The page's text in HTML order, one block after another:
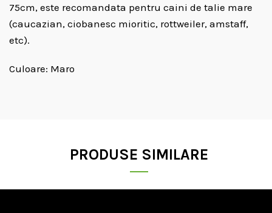
75cm, este recomandata pentru caini de talie mare
(caucazian, ciobanesc mioritic, rottweiler, amstaff,
etc).
Culoare: Maro
PRODUSE SIMILARE